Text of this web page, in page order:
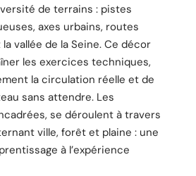
de terrains : pistes
axes urbains, routes
vallée de la Seine. Ce décor
les exercices techniques,
la circulation réelle et de
sans attendre. Les
se déroulent à travers
ville, forêt et plaine : une
à l’expérience